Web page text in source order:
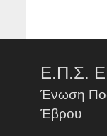
Ε.Π.Σ.
Ένωση
Έβρου